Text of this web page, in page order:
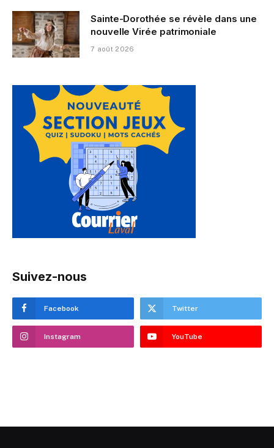
Sainte-Dorothée se révèle dans une
nouvelle Virée patrimoniale
7 août 2026
Suivez-nous
Facebook Twitter
Instagram YouTube